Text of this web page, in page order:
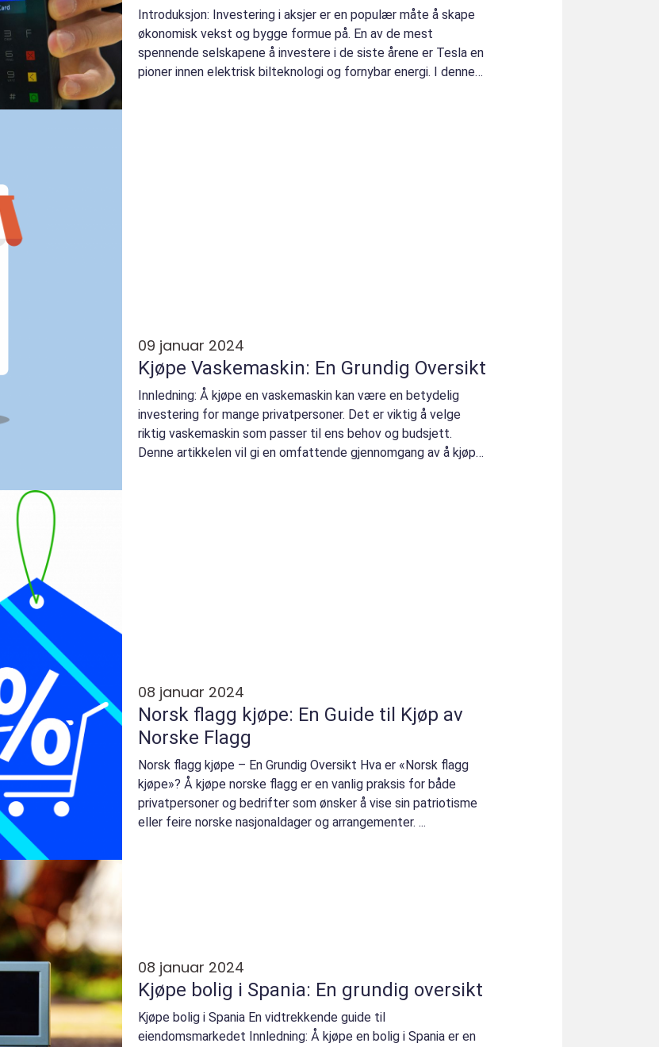
Introduksjon: Investering i aksjer er en populær måte å skape
økonomisk vekst og bygge formue på. En av de mest
spennende selskapene å investere i de siste årene er Tesla en
pioner innen elektrisk bilteknologi og fornybar energi. I denne
09 januar 2024
Kjøpe Vaskemaskin: En Grundig Oversikt
Innledning: Å kjøpe en vaskemaskin kan være en betydelig
investering for mange privatpersoner. Det er viktig å velge
riktig vaskemaskin som passer til ens behov og budsjett.
Denne artikkelen vil gi en omfattende gjennomgang av å kjøpe
08 januar 2024
Norsk flagg kjøpe: En Guide til Kjøp av
Norske Flagg
Norsk flagg kjøpe – En Grundig Oversikt Hva er «Norsk flagg
kjøpe»? Å kjøpe norske flagg er en vanlig praksis for både
privatpersoner og bedrifter som ønsker å vise sin patriotisme
eller feire norske nasjonaldager og arrangementer. ...
08 januar 2024
Kjøpe bolig i Spania: En grundig oversikt
Kjøpe bolig i Spania En vidtrekkende guide til
eiendomsmarkedet Innledning: Å kjøpe en bolig i Spania er en